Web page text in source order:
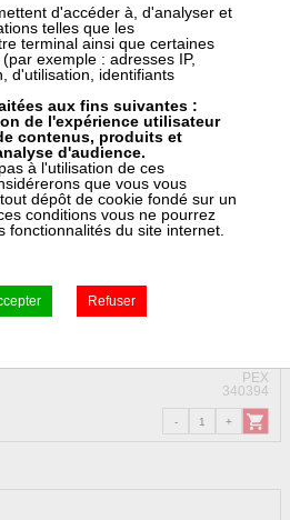
340395
PEX
340394
d'accéder à, d'analyser et
telles que les
terminal ainsi que certaines
exemple : adresses IP,
d'utilisation, identifiants
aux fins suivantes :
de l'expérience utilisateur
contenus, produits et
d'audience.
à l'utilisation de ces
que vous vous
dépôt de cookie fondé sur un
conditions vous ne pourrez
fonctionnalités du site internet.